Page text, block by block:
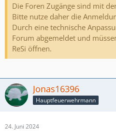
Die Foren Zugänge sind mit
Bitte nutze daher die
Durch eine technische
Forum abgemeldet und
ReSi öffnen.
Jonas16396
Hauptfeuerwehrmann
24. Juni 2024